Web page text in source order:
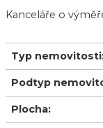
Kanceláře o
Typ
Podtyp
Plocha: